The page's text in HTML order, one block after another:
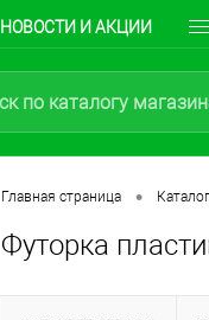
НОВОСТИ И АКЦИИ
Главная страница •
Футорка